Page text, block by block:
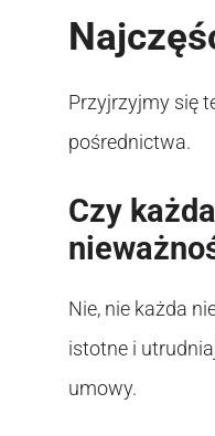
Przyjrzyjmy się
pośrednictwa.
Czy
Nie, nie każda
istotne i
umowy.